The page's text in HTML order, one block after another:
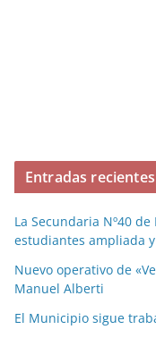
Entradas recientes
La Secundaria Nº40
estudiantes ampliada
Nuevo operativo de
Manuel Alberti
El Municipio sigue